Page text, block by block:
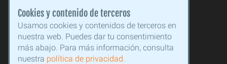
Cookies y contenido de terceros
Usamos cookies y contenidos de terceros en
nuestra web. Puedes dar tu consentimiento
más abajo. Para más información, consulta
nuestra política de privacidad.